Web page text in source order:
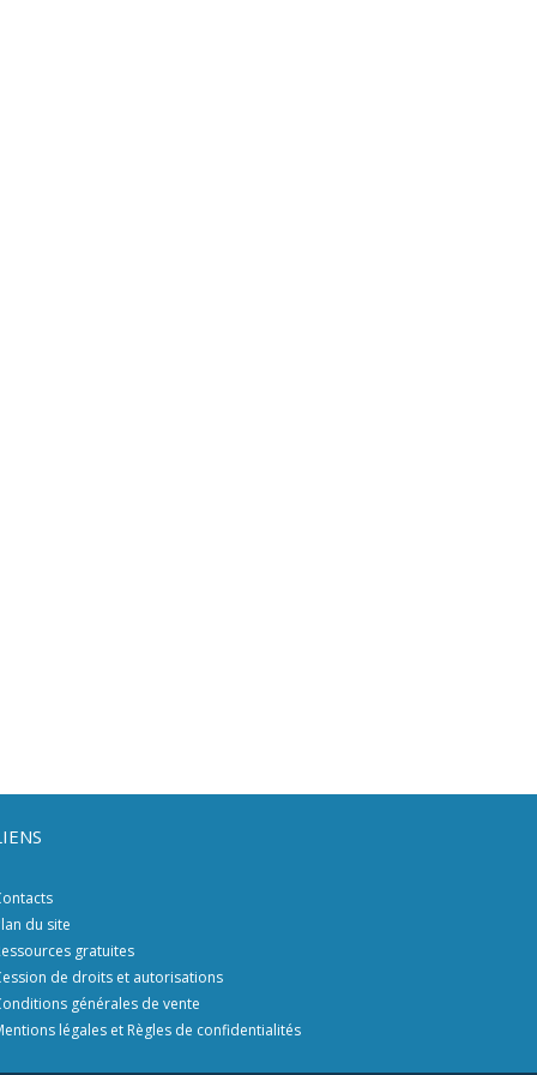
du site
gratuites
de droits et autorisations
générales de vente
légales et Règles de confidentialités